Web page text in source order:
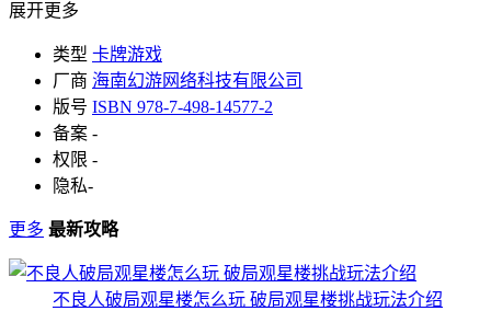
展开更多
类型 卡牌游戏
厂商 海南幻游网络科技有限公司
版号 ISBN 978-7-498-14577-2
备案 -
权限 -
隐私-
更多 最新攻略
不良人破局观星楼怎么玩 破局观星楼挑战玩法介绍